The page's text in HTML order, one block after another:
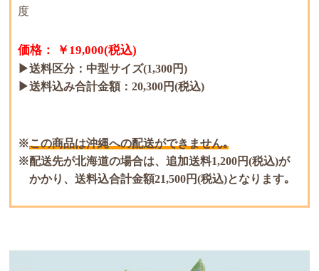
度
価格： ￥19,000(税込)
▶送料区分：中型サイズ(1,300円)
▶送料込み合計金額：20,300円(税込)
この商品は沖縄への配送ができません｡
配送先が北海道の場合は、追加送料1,200円(税込)が
かかり、送料込合計金額21,500円(税込)となります｡